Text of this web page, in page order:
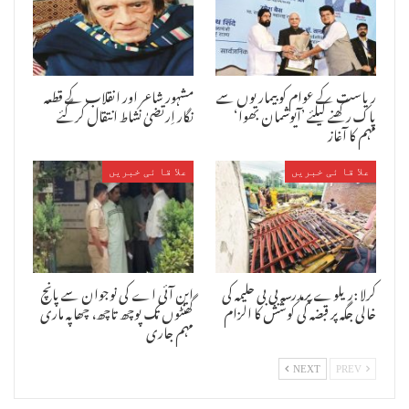
ریاست کے عوام کو بیماریوں سے
پاک رکھنے کیلئے ’آیوشمان بھوا‘
مہم کا آغاز
مشہور شاعر اور انقلاب کے قطعہ
نگار اِرتضیٰ نشاط انتقال کرگئے
علا قا ئی خبریں
کرلا :ریلوے پرمدرسہ بی بی حلیمہ کی
خالی جگہ پر قبضہ کی کوشش کا الزام
علا قا ئی خبریں
این آئی اے کی نوجوان سے پانچ
گھنٹوں تک پوچھ تاچھ، چھاپہ ماری
مہم جاری
NEXT